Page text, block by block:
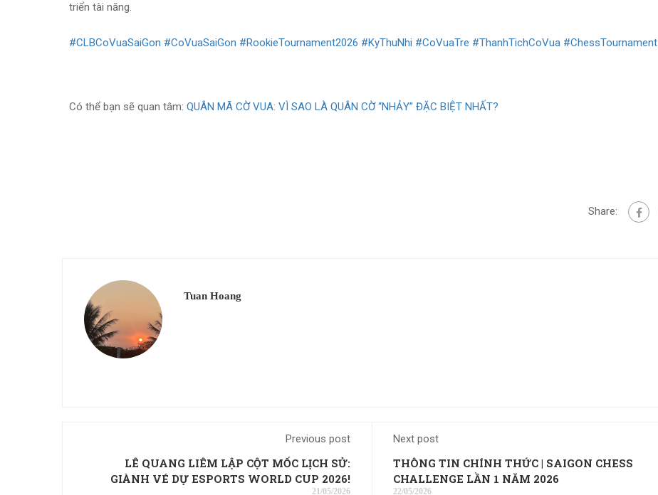
triển tài năng.
#CLBCoVuaSaiGon #CoVuaSaiGon #RookieTournament2026 #KyThuNhi #CoVuaTre #ThanhTichCoVua #ChessTournament
Có thể bạn sẽ quan tâm: QUÂN MÃ CỜ VUA: VÌ SAO LÀ QUÂN CỜ “NHẢY” ĐẶC BIỆT NHẤT?
Share:
Tuan Hoang
Previous post
LÊ QUANG LIÊM LẬP CỘT MỐC LỊCH SỬ:
GIÀNH VÉ DỰ ESPORTS WORLD CUP 2026!
21/05/2026
Next post
THÔNG TIN CHÍNH THỨC | SAIGON CHESS
CHALLENGE LẦN 1 NĂM 2026
22/05/2026